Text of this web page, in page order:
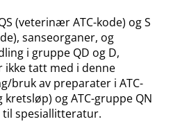
(veterinær ATC-kode) og S
sanseorganer, og
i gruppe QD og D,
tatt med i denne
​bruk av preparater i ATC-
kretsløp) og ATC-gruppe QN
til spesiallitteratur.